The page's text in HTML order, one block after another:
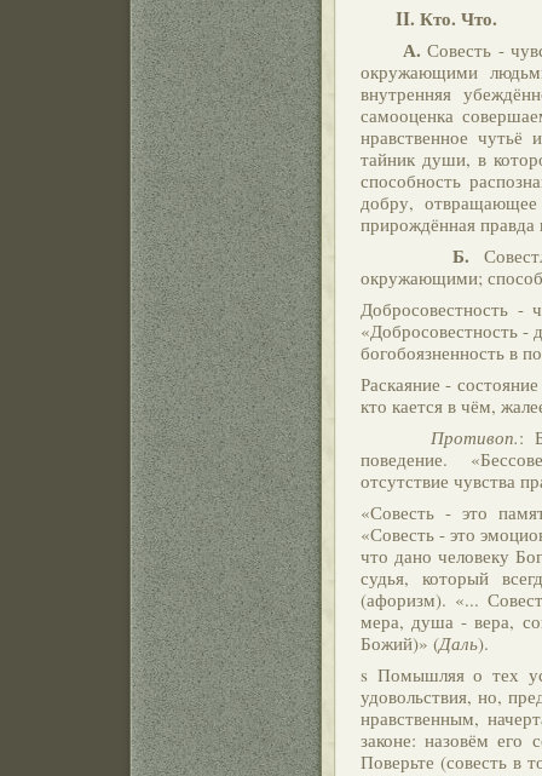
II. Кто. Что.
А. Совесть -
окружающими
внутренняя
самооценка
нравственное чутьё
тайник души, в
способность
добру,
прирождённая правда
Б.
окружающими;
Добросовестность -
«Добросовестность -
богобоязненность в
Раскаяние -
кто кается в чём,
Противоп.:
поведение.
отсутствие чувства
«Совесть - это
«Совесть - это
что дано человеку
судья, который
(афоризм). «...
мера, душа - вера,
Божий)» (Даль).
s Помышляя о тех
удовольствия, но,
нравственным,
законе: назовём
Поверьте (совесть в